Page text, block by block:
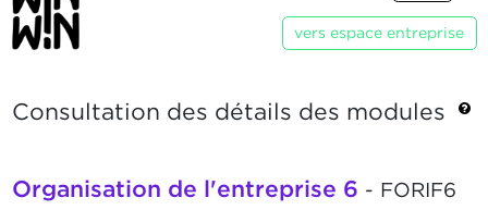
vers espace entreprise
Consultation des détails des modules
Organisation de l'entreprise 6 - FORIF6